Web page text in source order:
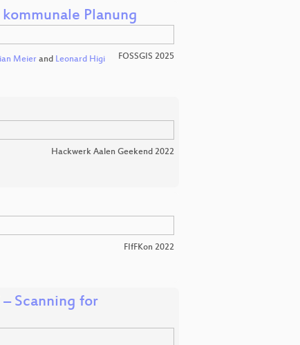
Planung
Meierand Leonard Higi FOSSGIS 2025
Hackwerk Aalen Geekend 2022
FIfFKon 2022
Scanning for